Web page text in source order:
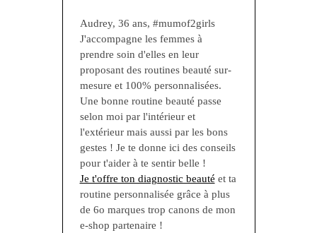
Audrey, 36 ans, #mumof2girls
J'accompagne les femmes à
prendre soin d'elles en leur
proposant des routines beauté sur-
mesure et 100% personnalisées.
Une bonne routine beauté passe
selon moi par l'intérieur et
l'extérieur mais aussi par les bons
gestes ! Je te donne ici des conseils
pour t'aider à te sentir belle !
Je t'offre ton diagnostic beauté et ta
routine personnalisée grâce à plus
de 6o marques trop canons de mon
e-shop partenaire !